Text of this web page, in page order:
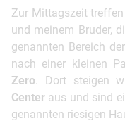
Zur Mittagszeit
und meinem Bruder,
genannten Bereich
nach einer kleinen
Zero . Dort steigen
Center aus und sind
genannten riesigen